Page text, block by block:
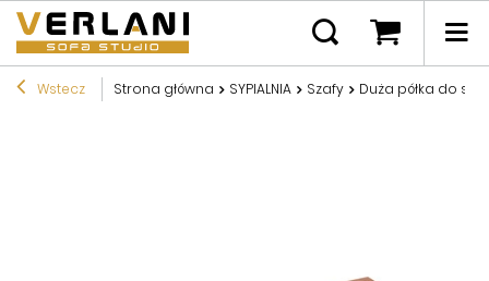
Wstecz Strona główna SYPIALNIA Szafy Duża półka do